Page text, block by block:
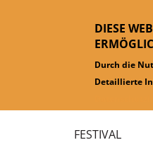
DIESE
Durch die
Detaillierte
Hauptmenü
FESTIVAL